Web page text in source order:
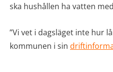
ska hushållen ha vatten
”Vi vet i dagsläget inte hur
kommunen i sin